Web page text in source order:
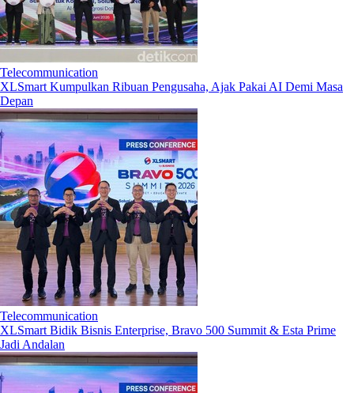
Telecommunication
XLSmart Kumpulkan Ribuan Pengusaha, Ajak Pakai AI Demi Masa
Depan
Telecommunication
XLSmart Bidik Bisnis Enterprise, Bravo 500 Summit & Esta Prime
Jadi Andalan